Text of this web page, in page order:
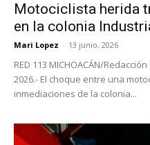
Motociclista herida
en la colonia
Mari Lopez - 13 junio, 2026
RED 113 MICHOACÁN/
2026.- El choque entre una
inmediaciones de la colonia...